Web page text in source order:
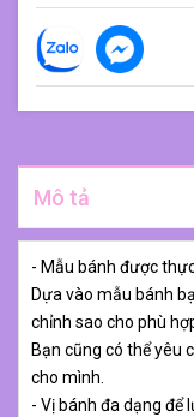
Mô tả
- Mẫu bánh được
Dựa vào mẫu bánh
chỉnh sao cho phù
Bạn cũng có thể yêu
cho mình.
- Vị bánh đa dạng để